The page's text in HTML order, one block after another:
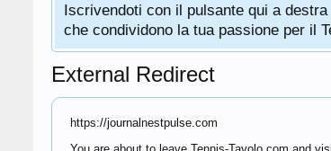
Iscrivendoti con il pulsante qui a
che condividono la tua passione per il
External Redirect
https://journalnestpulse.com